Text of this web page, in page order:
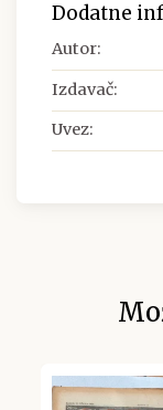
Dodatne
Autor:
Izdavač:
Uvez: